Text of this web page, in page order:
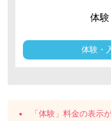
体
体験・
「体験」料金の表示